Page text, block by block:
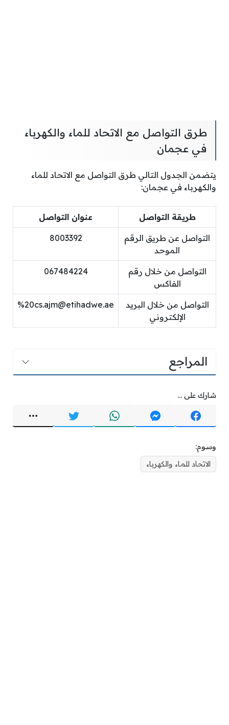
طرق التواصل مع الاتحاد للماء والكهرباء
في عجمان
يتضمن الجدول التالي طرق التواصل مع الاتحاد للماء
والكهرباء في عجمان:
طريقة التواصل عنوان التواصل
التواصل عن طريق الرقم
الموحد
8003392
التواصل من خلال رقم
الفاكس
067484224
التواصل من خلال البريد
الإلكتروني
%20cs.ajm@etihadwe.ae
المراجع
شارك على ...
وسوم:
الاتحاد للماء والكهرباء